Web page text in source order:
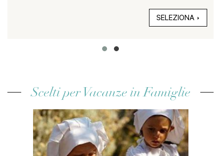
SELEZIONA
Scelti per Vacanze in Famiglie